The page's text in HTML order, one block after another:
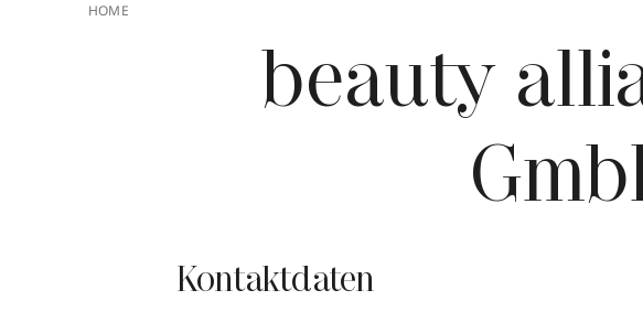
HOME
beauty
Kontaktdaten